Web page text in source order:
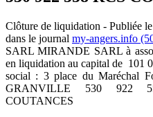
Clôture de liquidation - Publiée
dans le journal my-angers.info
SARL MIRANDE SARL à
en liquidation au capital de 101
social : 3 place du Maréchal
GRANVILLE 530 922
COUTANCES